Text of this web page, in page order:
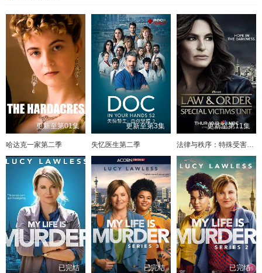
更新至第01集
哈达克一家第二季
更新至第3集
失忆医生第二季
更新至第11集
法律与秩序：特殊受害者第二十七季
已完结 已完结 已完结